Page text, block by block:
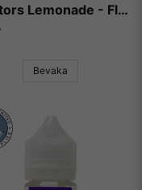
Dictators Lemonade - Flavour Boss
Bevaka